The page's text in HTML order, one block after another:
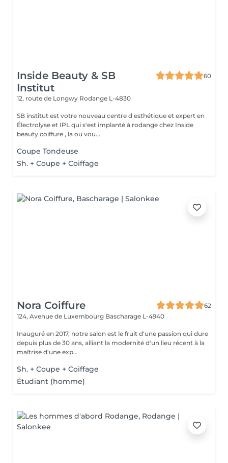
Inside Beauty & SB
Institut
60
12, route de Longwy Rodange L-4830
SB institut est votre nouveau centre d esthétique et expert en
Électrolyse et IPL qui s'est implanté à rodange chez Inside
beauty coiffure , la ou vou...
Coupe Tondeuse
Sh. + Coupe + Coiffage
Nora Coiffure
62
124, Avenue de Luxembourg Bascharage L-4940
Inauguré en 2017, notre salon est le fruit d'une passion qui dure
depuis plus de 30 ans, alliant la modernité d'un lieu récent à la
maîtrise d'une exp...
Sh. + Coupe + Coiffage
Étudiant (homme)